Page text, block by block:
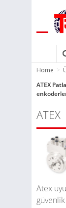
Home >
ATEX
ATEX
Atex